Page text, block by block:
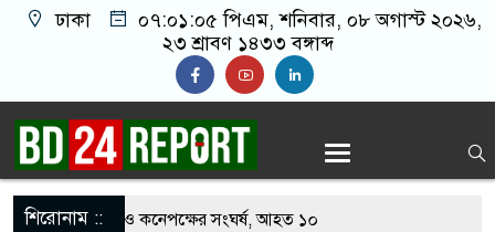
ঢাকা ০৭:০১:০৬ পিএম, শনিবার, ০৮ অগাস্ট ২০২৬,
২৩ শ্রাবণ ১৪৩৩ বঙ্গাব্দ
শিরোনাম ::
নিয়ে বর ও কনেপক্ষের সংঘর্ষ, আহত ১০